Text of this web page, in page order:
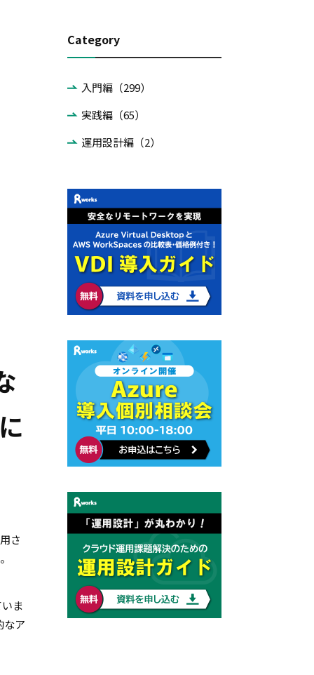
さ
ま
なア
Category
入門編（299）
実践編（65）
運用設計編（2）